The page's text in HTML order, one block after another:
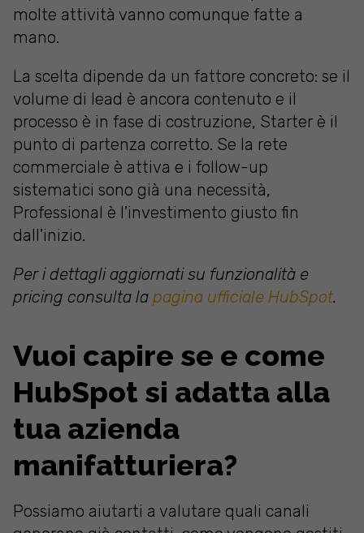
molte attività vanno comunque fatte a
mano.
La scelta dipende da un fattore concreto: se il
volume di lead è ancora contenuto e il
processo è in fase di costruzione, Starter è il
punto di partenza corretto. Se la rete
commerciale è attiva e i follow-up
sistematici sono già una necessità,
Professional è l'investimento giusto fin
dall'inizio.
Per i dettagli aggiornati su funzionalità e
pricing consulta la pagina ufficiale HubSpot.
Vuoi capire se e come
HubSpot si adatta alla
tua azienda
manifatturiera?
Possiamo aiutarti a valutare quali canali